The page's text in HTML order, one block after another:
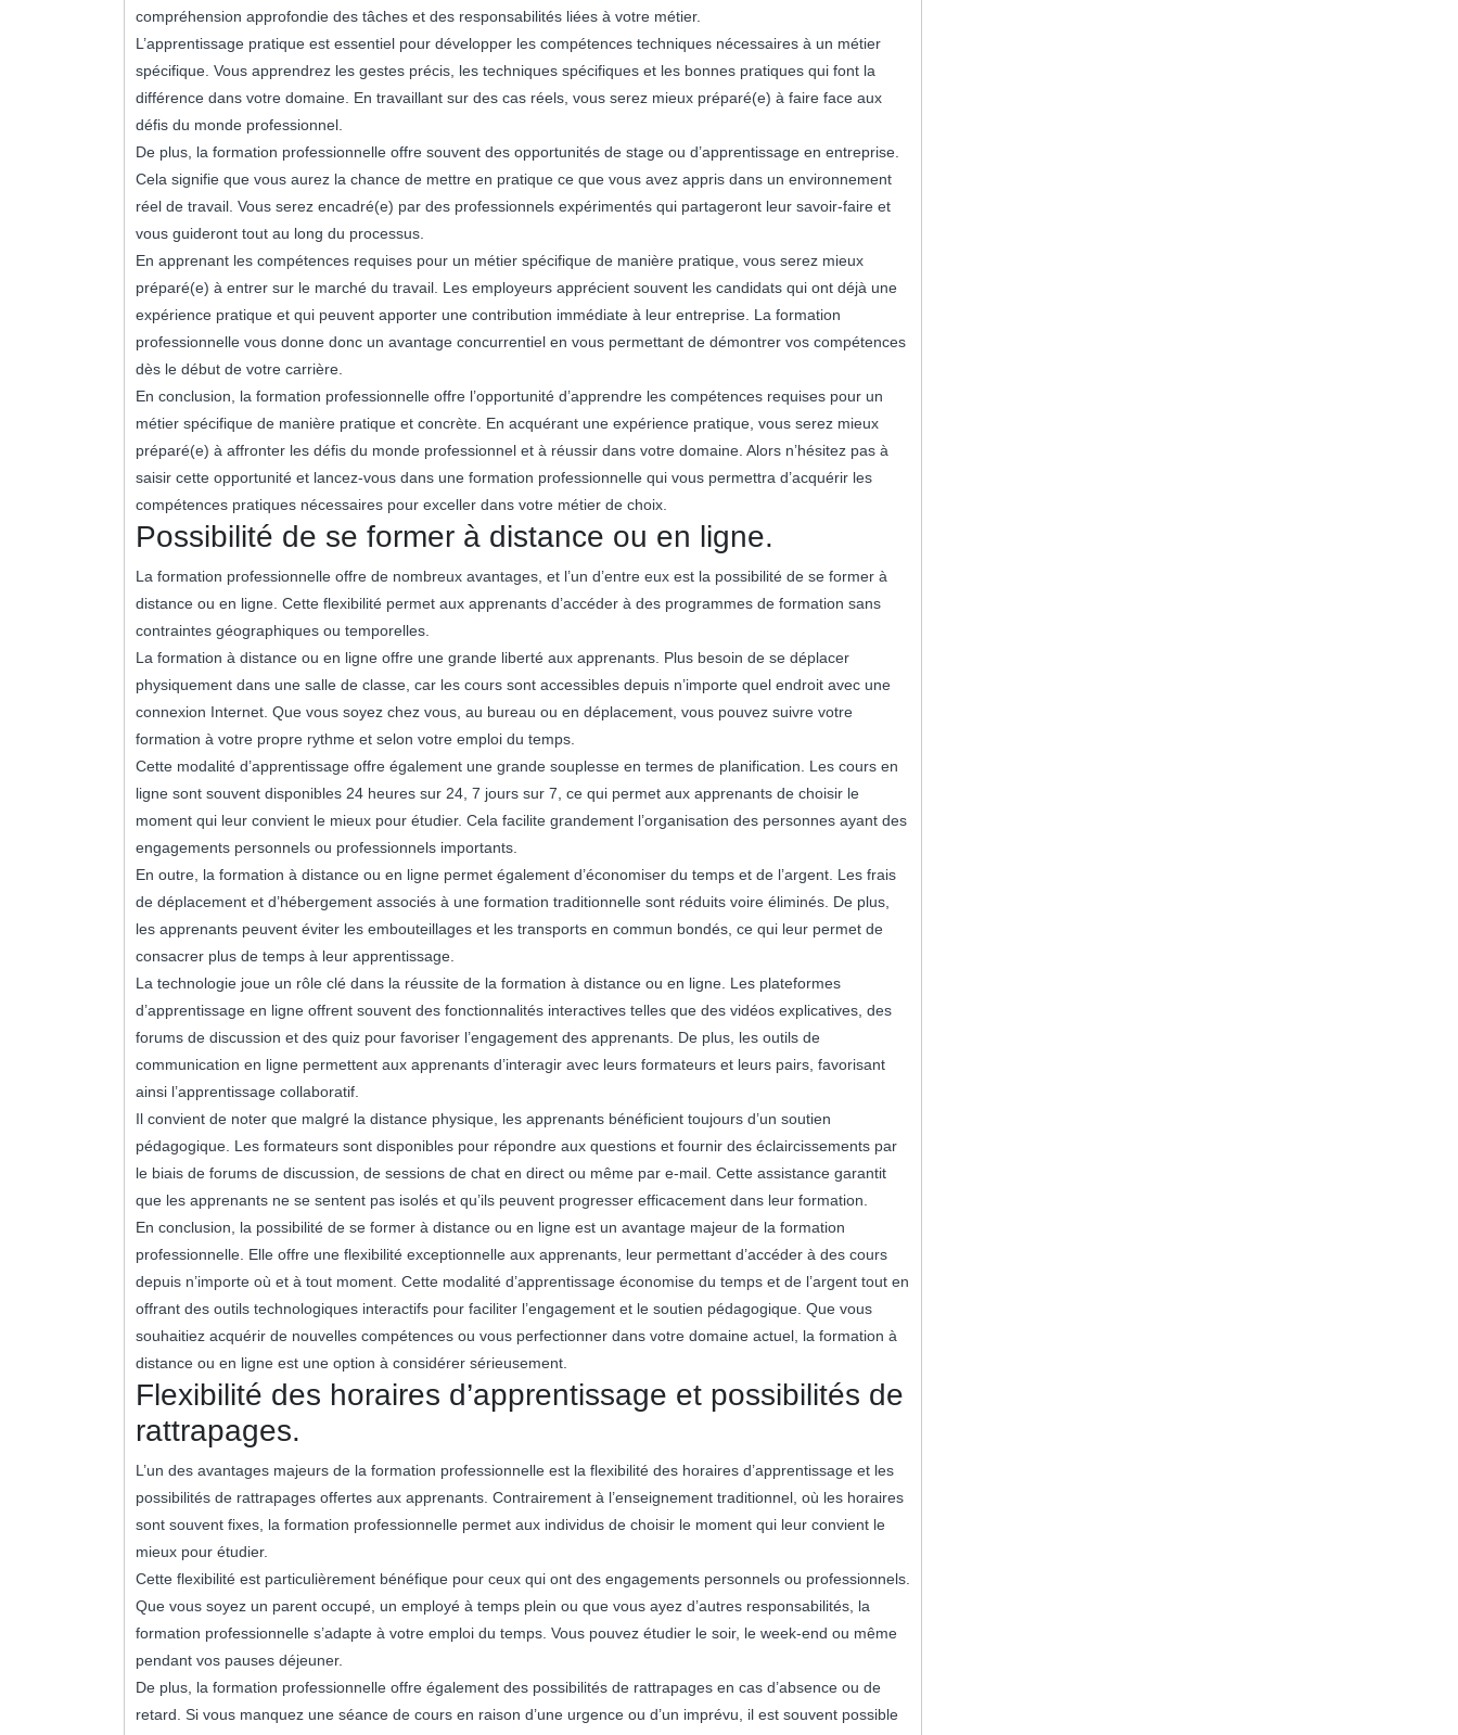
compréhension approfondie des tâches et des responsabilités liées à votre métier.
L’apprentissage pratique est essentiel pour développer les compétences techniques nécessaires à un métier
spécifique. Vous apprendrez les gestes précis, les techniques spécifiques et les bonnes pratiques qui font la
différence dans votre domaine. En travaillant sur des cas réels, vous serez mieux préparé(e) à faire face aux
défis du monde professionnel.
De plus, la formation professionnelle offre souvent des opportunités de stage ou d’apprentissage en entreprise.
Cela signifie que vous aurez la chance de mettre en pratique ce que vous avez appris dans un environnement
réel de travail. Vous serez encadré(e) par des professionnels expérimentés qui partageront leur savoir-faire et
vous guideront tout au long du processus.
En apprenant les compétences requises pour un métier spécifique de manière pratique, vous serez mieux
préparé(e) à entrer sur le marché du travail. Les employeurs apprécient souvent les candidats qui ont déjà une
expérience pratique et qui peuvent apporter une contribution immédiate à leur entreprise. La formation
professionnelle vous donne donc un avantage concurrentiel en vous permettant de démontrer vos compétences
dès le début de votre carrière.
En conclusion, la formation professionnelle offre l’opportunité d’apprendre les compétences requises pour un
métier spécifique de manière pratique et concrète. En acquérant une expérience pratique, vous serez mieux
préparé(e) à affronter les défis du monde professionnel et à réussir dans votre domaine. Alors n’hésitez pas à
saisir cette opportunité et lancez-vous dans une formation professionnelle qui vous permettra d’acquérir les
compétences pratiques nécessaires pour exceller dans votre métier de choix.
Possibilité de se former à distance ou en ligne.
La formation professionnelle offre de nombreux avantages, et l’un d’entre eux est la possibilité de se former à
distance ou en ligne. Cette flexibilité permet aux apprenants d’accéder à des programmes de formation sans
contraintes géographiques ou temporelles.
La formation à distance ou en ligne offre une grande liberté aux apprenants. Plus besoin de se déplacer
physiquement dans une salle de classe, car les cours sont accessibles depuis n’importe quel endroit avec une
connexion Internet. Que vous soyez chez vous, au bureau ou en déplacement, vous pouvez suivre votre
formation à votre propre rythme et selon votre emploi du temps.
Cette modalité d’apprentissage offre également une grande souplesse en termes de planification. Les cours en
ligne sont souvent disponibles 24 heures sur 24, 7 jours sur 7, ce qui permet aux apprenants de choisir le
moment qui leur convient le mieux pour étudier. Cela facilite grandement l’organisation des personnes ayant des
engagements personnels ou professionnels importants.
En outre, la formation à distance ou en ligne permet également d’économiser du temps et de l’argent. Les frais
de déplacement et d’hébergement associés à une formation traditionnelle sont réduits voire éliminés. De plus,
les apprenants peuvent éviter les embouteillages et les transports en commun bondés, ce qui leur permet de
consacrer plus de temps à leur apprentissage.
La technologie joue un rôle clé dans la réussite de la formation à distance ou en ligne. Les plateformes
d’apprentissage en ligne offrent souvent des fonctionnalités interactives telles que des vidéos explicatives, des
forums de discussion et des quiz pour favoriser l’engagement des apprenants. De plus, les outils de
communication en ligne permettent aux apprenants d’interagir avec leurs formateurs et leurs pairs, favorisant
ainsi l’apprentissage collaboratif.
Il convient de noter que malgré la distance physique, les apprenants bénéficient toujours d’un soutien
pédagogique. Les formateurs sont disponibles pour répondre aux questions et fournir des éclaircissements par
le biais de forums de discussion, de sessions de chat en direct ou même par e-mail. Cette assistance garantit
que les apprenants ne se sentent pas isolés et qu’ils peuvent progresser efficacement dans leur formation.
En conclusion, la possibilité de se former à distance ou en ligne est un avantage majeur de la formation
professionnelle. Elle offre une flexibilité exceptionnelle aux apprenants, leur permettant d’accéder à des cours
depuis n’importe où et à tout moment. Cette modalité d’apprentissage économise du temps et de l’argent tout en
offrant des outils technologiques interactifs pour faciliter l’engagement et le soutien pédagogique. Que vous
souhaitiez acquérir de nouvelles compétences ou vous perfectionner dans votre domaine actuel, la formation à
distance ou en ligne est une option à considérer sérieusement.
Flexibilité des horaires d’apprentissage et possibilités de
rattrapages.
L’un des avantages majeurs de la formation professionnelle est la flexibilité des horaires d’apprentissage et les
possibilités de rattrapages offertes aux apprenants. Contrairement à l’enseignement traditionnel, où les horaires
sont souvent fixes, la formation professionnelle permet aux individus de choisir le moment qui leur convient le
mieux pour étudier.
Cette flexibilité est particulièrement bénéfique pour ceux qui ont des engagements personnels ou professionnels.
Que vous soyez un parent occupé, un employé à temps plein ou que vous ayez d’autres responsabilités, la
formation professionnelle s’adapte à votre emploi du temps. Vous pouvez étudier le soir, le week-end ou même
pendant vos pauses déjeuner.
De plus, la formation professionnelle offre également des possibilités de rattrapages en cas d’absence ou de
retard. Si vous manquez une séance de cours en raison d’une urgence ou d’un imprévu, il est souvent possible